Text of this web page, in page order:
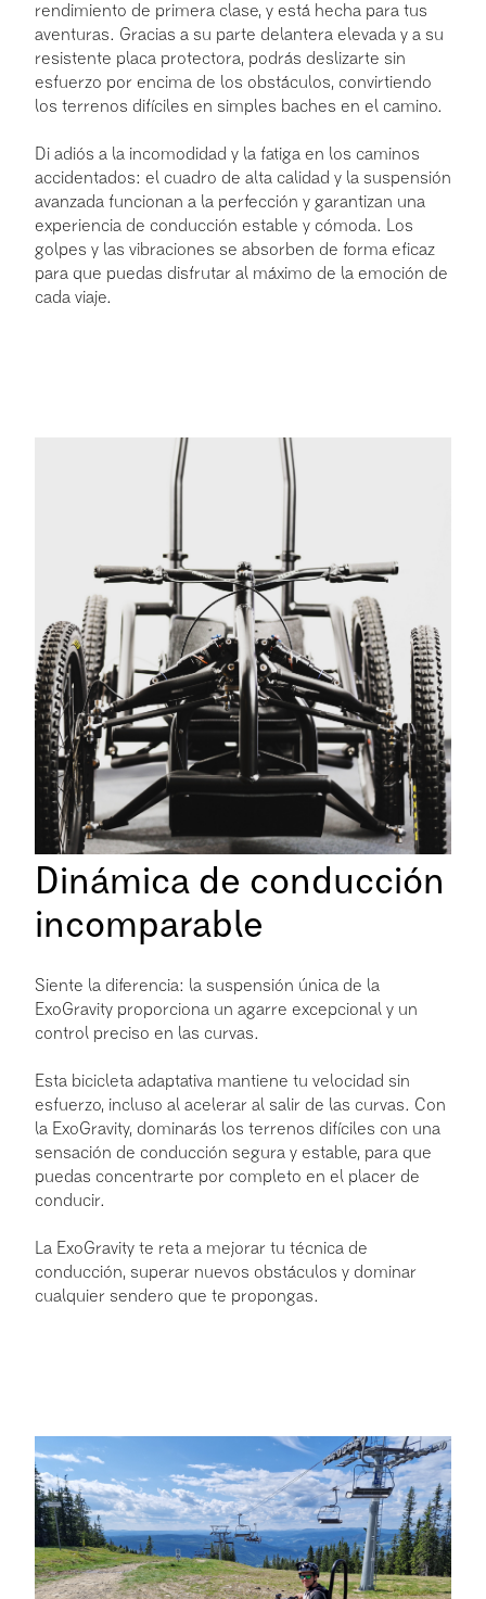
rendimiento de primera clase, y está hecha para tus
aventuras. Gracias a su parte delantera elevada y a su
resistente placa protectora, podrás deslizarte sin
esfuerzo por encima de los obstáculos, convirtiendo
los terrenos difíciles en simples baches en el camino.
Di adiós a la incomodidad y la fatiga en los caminos
accidentados: el cuadro de alta calidad y la suspensión
avanzada funcionan a la perfección y garantizan una
experiencia de conducción estable y cómoda. Los
golpes y las vibraciones se absorben de forma eficaz
para que puedas disfrutar al máximo de la emoción de
cada viaje.
Dinámica de conducción
incomparable
Siente la diferencia: la suspensión única de la
ExoGravity proporciona un agarre excepcional y un
control preciso en las curvas.
Esta bicicleta adaptativa mantiene tu velocidad sin
esfuerzo, incluso al acelerar al salir de las curvas. Con
la ExoGravity, dominarás los terrenos difíciles con una
sensación de conducción segura y estable, para que
puedas concentrarte por completo en el placer de
conducir.
La ExoGravity te reta a mejorar tu técnica de
conducción, superar nuevos obstáculos y dominar
cualquier sendero que te propongas.